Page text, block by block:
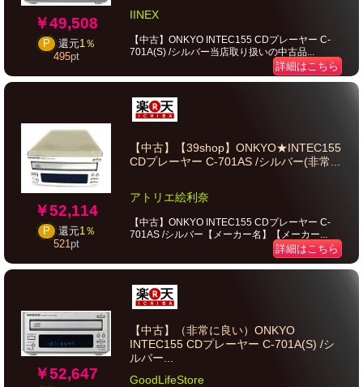
￥49,508
P 還元1％
495pt
IINEX
【中古】ONKYO INTEC155 CDプレーヤー C-
701A(S) /シルバー当店取り扱いの中古品...
詳細はこちら
￥52,114
P 還元1％
521pt
【中古】【39shop】ONKYO★INTEC155
CDプレーヤー C-701AS /シルバー(非常...
アトリエ絵利奈
【中古】ONKYO INTEC155 CDプレーヤー C-
701AS /シルバー【メーカー名】【メーカー...
詳細はこちら
￥52,647
【中古】（非常に良い）ONKYO
INTEC155 CDプレーヤー C-701A(S) /シ
ルバー...
GoodLifeStore